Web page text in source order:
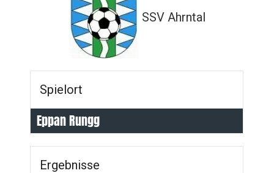
SSV Ahrntal
Spielort
Eppan Rungg
Ergebnisse